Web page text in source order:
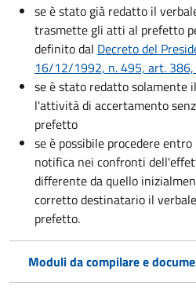
se è stato già redatto il
trasmette gli atti al prefetto
definito dal Decreto del
16/12/1992, n. 495, art. 386,
se è stato redatto solamente
l'attività di accertamento
prefetto
se è possibile procedere
notifica nei confronti
differente da quello
corretto destinatario il
prefetto.
Moduli da compilare e